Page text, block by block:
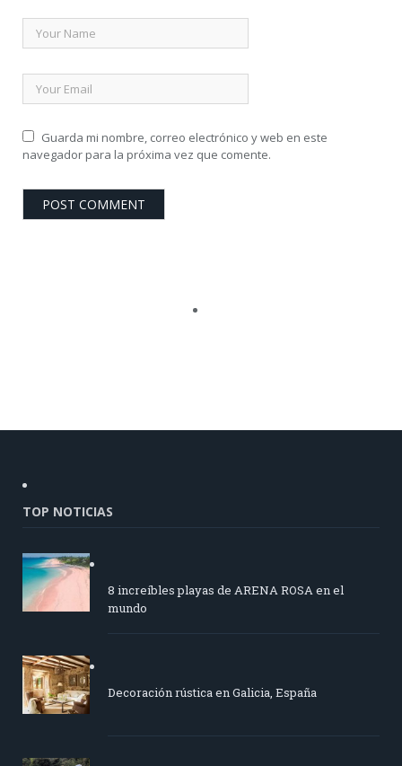
Guarda mi nombre, correo electrónico y web en este
navegador para la próxima vez que comente.
TOP NOTICIAS
8 increíbles playas de ARENA ROSA en el
mundo
Decoración rústica en Galicia, España